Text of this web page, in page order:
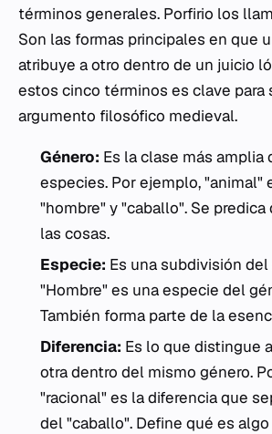
términos generales. Porfirio los
Son las formas principales en que
atribuye a otro dentro de un juicio
estos cinco términos es clave para
argumento filosófico medieval.
Género: Es la clase más amplia
especies. Por ejemplo, "animal"
"hombre" y "caballo". Se predica
las cosas.
Especie: Es una subdivisión del
"Hombre" es una especie del
También forma parte de la
Diferencia: Es lo que distingue
otra dentro del mismo género.
"racional" es la diferencia que
del "caballo". Define qué es algo